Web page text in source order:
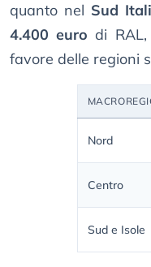
quanto nel Sud
4.400 euro di
favore delle regioni
Nord
Centro
Sud e Isole